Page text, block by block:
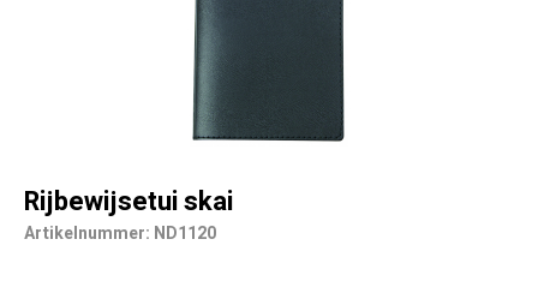
Rijbewijsetui skai
Artikelnummer: ND1120